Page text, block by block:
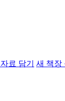
료 담기 새 책장